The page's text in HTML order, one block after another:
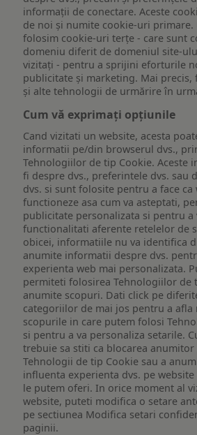
informații de conectare. Aceste
de noi și numite cookie-uri primare.
folosim cookie-uri terțe - care sunt
domeniu diferit de domeniul site-
vizitați - pentru a sprijini eforturile
publicitate și marketing. Mai
și alte tehnologii de urmărire în
Cum vă exprimați opțiunile
Cand vizitati un website, acesta
informatii pe/din browserul dvs.,
Tehnologiilor de tip Cookie. Aceste
fi despre dvs., preferintele dvs. sau
dvs. si sunt folosite pentru a face ca
functioneze asa cum va asteptati,
publicitate personalizata si pentru a
functionalitati aferente retelelor de
obicei, informatiile nu va identifica
anumite informatii despre dvs.
experienta web mai personalizata.
permiteti folosirea Tehnologiilor de
anumite scopuri. Dati click pe
categoriilor de mai jos pentru a afla
scopurile in care putem folosi
si pentru a va personaliza setarile.
trebuie sa stiti ca blocarea
Tehnologii de tip Cookie sau a
influenta experienta dvs. pe
le putem oferi. In orice moment al
website, puteti modifica o setare
pe sectiunea Modifica setari
paginii.